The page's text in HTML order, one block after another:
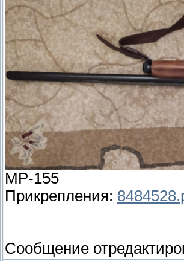
МР-155
Прикрепления:
Сообщение